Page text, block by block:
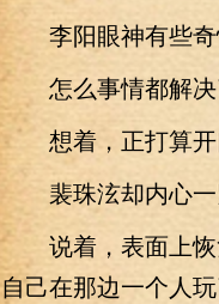
李阳眼神有些奇
怎么事情都解决
想着，正打算开
裴珠泫却内心一
说着，表面上恢复
自己在那边一个人